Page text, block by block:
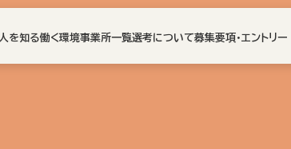
人を知る働く環境事業所一覧選考について募集要項・エントリー